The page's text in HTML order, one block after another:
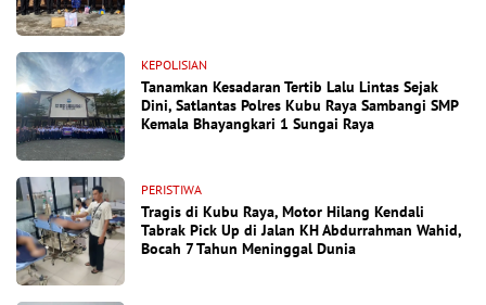
KEPOLISIAN
Tanamkan Kesadaran Tertib Lalu Lintas Sejak
Dini, Satlantas Polres Kubu Raya Sambangi SMP
Kemala Bhayangkari 1 Sungai Raya
PERISTIWA
Tragis di Kubu Raya, Motor Hilang Kendali
Tabrak Pick Up di Jalan KH Abdurrahman Wahid,
Bocah 7 Tahun Meninggal Dunia